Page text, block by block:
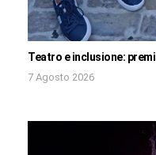
Teatro e inclusione:
7 Agosto 2026